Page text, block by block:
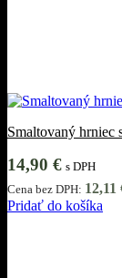
Smaltovaný hrniec
14,90 € s DPH
Cena bez DPH: 12,11
Pridať do košíka